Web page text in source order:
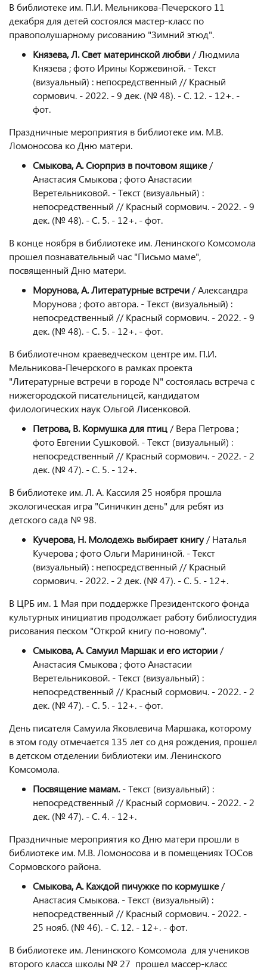
В библиотеке им. П.И. Мельникова-Печерского 11
декабря для детей состоялся мастер-класс по
правополушарному рисованию "Зимний этюд".
Князева, Л. Свет материнской любви / Людмила
Князева ; фото Ирины Коржевиной. - Текст
(визуальный) : непосредственный // Красный
сормович. - 2022. - 9 дек. (№ 48). - С. 12. - 12+. -
фот.
Праздничные мероприятия в библиотеке им. М.В.
Ломоносова ко Дню матери.
Смыкова, А. Сюрприз в почтовом ящике/
Анастасия Смыкова ; фото Анастасии
Веретельниковой. - Текст (визуальный) :
непосредственный // Красный сормович. - 2022. - 9
дек. (№ 48). - С. 5. - 12+. - фот.
В конце ноября в библиотеке им. Ленинского Комсомола
прошел познавательный час "Письмо маме",
посвященный Дню матери.
Морунова, А. Литературные встречи / Александра
Морунова ; фото автора. - Текст (визуальный) :
непосредственный // Красный сормович. - 2022. - 9
дек. (№ 48). - С. 5. - 12+. - фот.
В библиотечном краеведческом центре им. П.И.
Мельникова-Печерского в рамках проекта
"Литературные встречи в городе N" состоялась встреча с
нижегородской писательницей, кандидатом
филологических наук Ольгой Лисенковой.
Петрова, В. Кормушка для птиц / Вера Петрова ;
фото Евгении Сушковой. - Текст (визуальный) :
непосредственный // Красный сормович. - 2022. - 2
дек. (№ 47). - С. 5. - 12+.
В библиотеке им. Л. А. Кассиля 25 ноября прошла
экологическая игра "Синичкин день" для ребят из
детского сада № 98.
Кучерова, Н. Молодежь выбирает книгу/ Наталья
Кучерова ; фото Ольги Марининой. - Текст
(визуальный) : непосредственный // Красный
сормович. - 2022. - 2 дек. (№ 47). - С. 5. - 12+.
В ЦРБ им. 1 Мая при поддержке Президентского фонда
культурных инициатив продолжает работу библиостудия
рисования песком "Открой книгу по-новому".
Смыкова, А. Самуил Маршак и его истории /
Анастасия Смыкова ; фото Анастасии
Веретельниковой. - Текст (визуальный) :
непосредственный // Красный сормович. - 2022. - 2
дек. (№ 47). - С. 5. - 12+. - фот.
День писателя Самуила Яковлевича Маршака, которому
в этом году отмечается 135 лет со дня рождения, прошел
в детском отделении библиотеки им. Ленинского
Комсомола.
Посвящение мамам.- Текст (визуальный) :
непосредственный // Красный сормович. - 2022. - 2
дек. (№ 47). - С. 4. - 12+.
Праздничные мероприятия ко Дню матери прошли в
библиотеке им. М.В. Ломоносова и в помещениях ТОСов
Сормовского района.
Смыкова, А. Каждой пичужке по кормушке/
Анастасия Смыкова. - Текст (визуальный) :
непосредственный // Красный сормович. - 2022. -
25 нояб. (№ 46). - С. 12. - 12+. - фот.
В библиотеке им. Ленинского Комсомола для учеников
второго класса школы № 27 прошел массер-класс